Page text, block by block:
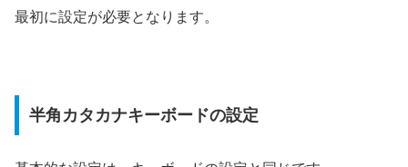
最初に設定が必要となります。
半角カタカナキーボードの設定